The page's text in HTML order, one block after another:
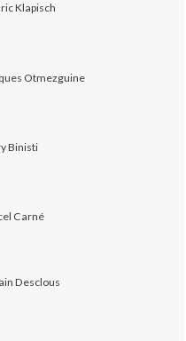
Klapisch
Otmezguine
Binisti
Carné
Desclous